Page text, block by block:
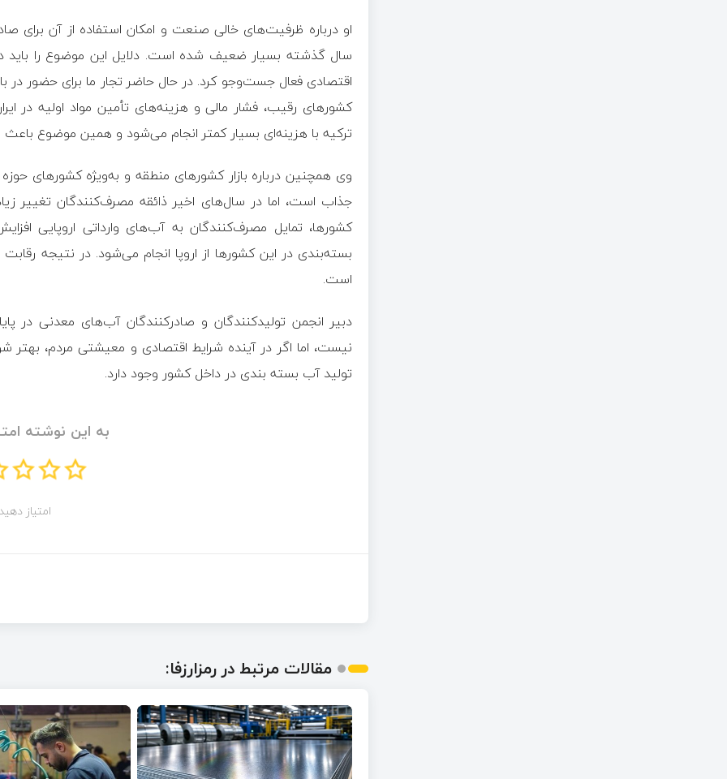
سال گذشته بسیار ضعیف شده است. دلایل این موضوع را باید
اقتصادی فعال جست‌و‌جو کرد. در حال حاضر تجار ما برای حضور در
کشور‌های رقیب، فشار مالی و هزینه‌های تأمین مواد اولیه در
ترکیه با هزینه‌ای بسیار کمتر انجام می‌شود و همین موضوع باعث
وی همچنین درباره بازار کشور‌های منطقه و به‌ویژه کشور‌های
جذاب است، اما در سال‌های اخیر ذائقه مصرف‌کنندگان تغییر
بسته‌بندی در این کشور‌ها از اروپا انجام می‌شود. در نتیجه رقابت
است.
دبیر انجمن تولیدکنندگان و صادرکنندگان آب‌های معدنی
نیست، اما اگر در آینده شرایط اقتصادی و معیشتی مردم،
تولید آب بسته بندی در داخل کشور وجود دارد.
به این نوشته
امتیاز
مقالات مرتبط در رمزارزفا: